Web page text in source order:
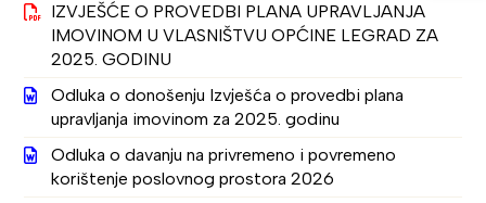
IZVJEŠĆE O PROVEDBI PLANA UPRAVLJANJA
IMOVINOM U VLASNIŠTVU OPĆINE LEGRAD ZA
2025. GODINU
Odluka o donošenju Izvješća o provedbi plana
upravljanja imovinom za 2025. godinu
Odluka o davanju na privremeno i povremeno
korištenje poslovnog prostora 2026